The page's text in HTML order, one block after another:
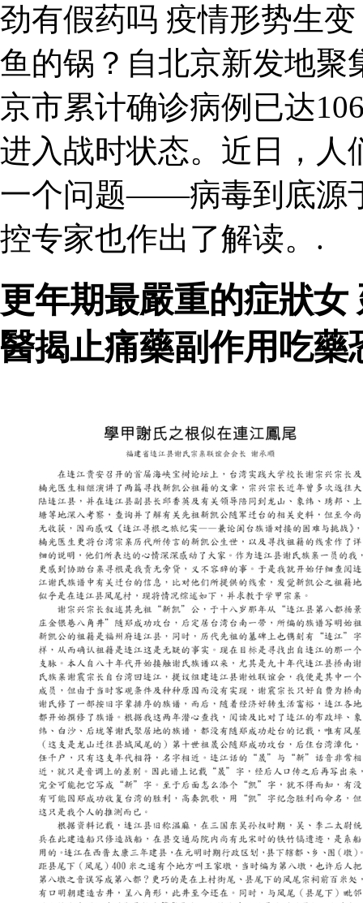
劲有假药吗 疫情形势生
鱼的锅？自北京新发地聚
京市累计确诊病例已达
进入战时状态。近日，人
一个问题——病毒到底源
控专家也作出了解读。.
更年期最嚴重的症狀
醫揭止痛藥副作用吃